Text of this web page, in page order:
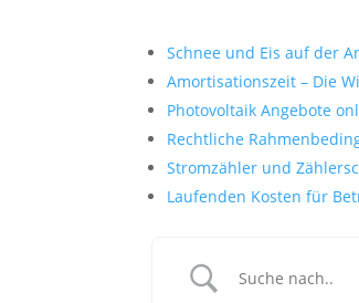
Schnee und Eis auf der
Amortisationszeit – Die
Photovoltaik Angebote
Rechtliche
Stromzähler und
Laufenden Kosten für